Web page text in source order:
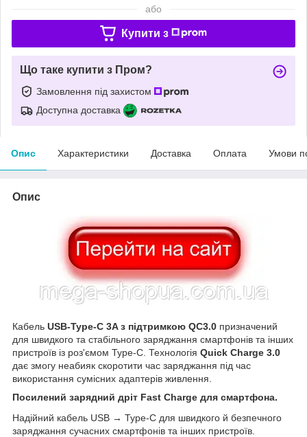
або
Купити з
Що таке купити з Пром?
Замовлення під захистом
Доступна доставка
Опис Характеристики Доставка Оплата Умови
Опис
Кабель USB-Type-C 3A з підтримкою QC3.0 призначений
для швидкого та стабільного заряджання смартфонів та інших
пристроїв із роз'ємом Type-C. Технологія Quick Charge 3.0
дає змогу неабияк скоротити час заряджання під час
використання сумісних адаптерів живлення.
Посилений зарядний дріт Fast Charge для смартфона.
Надійний кабель USB → Type-C для швидкого й безпечного
заряджання сучасних смартфонів та інших пристроїв.